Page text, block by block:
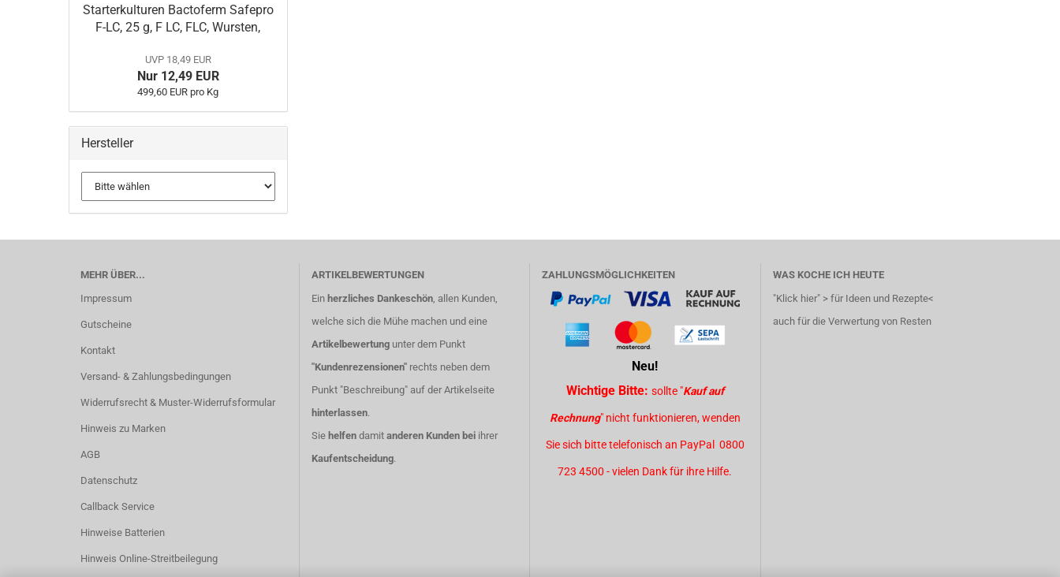
Starterkulturen Bactoferm Safepro
F-LC, 25 g, F LC, FLC, Wursten,
UVP 18,49 EUR
Nur 12,49 EUR
499,60 EUR pro Kg
Hersteller
MEHR ÜBER...
Impressum
Gutscheine
Kontakt
Versand- & Zahlungsbedingungen
Widerrufsrecht & Muster-Widerrufsformular
Hinweis zu Marken
AGB
Datenschutz
Callback Service
Hinweise Batterien
Hinweis Online-Streitbeilegung
ARTIKELBEWERTUNGEN
Ein herzliches Dankeschön, allen Kunden,
welche sich die Mühe machen und eine
Artikelbewertungunter dem Punkt
"Kundenrezensionen"rechts neben dem
Punkt "Beschreibung" auf der Artikelseite
hinterlassen.
Sie helfendamit anderen Kunden beiihrer
Kaufentscheidung.
ZAHLUNGSMÖGLICHKEITEN
Neu!
Wichtige Bitte: sollte "Kauf auf
Rechnung" nicht funktionieren, wenden
Sie sich bitte telefonisch an PayPal 0800
723 4500 - vielen Dank für ihre Hilfe.
WAS KOCHE ICH HEUTE
"Klick hier" > für Ideen und Rezepte<
auch für die Verwertung von Resten